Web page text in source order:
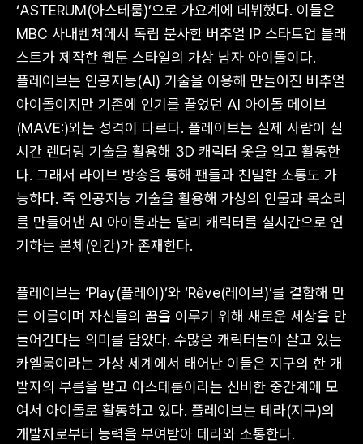
‘ASTERUM(아스테룸)’으로 가요계에 데뷔했다. 이들은
MBC 사내벤처에서 독립 분사한 버추얼 IP 스타트업 블래
스트가 제작한 웹툰 스타일의 가상 남자 아이돌이다.
플레이브는 인공지능(AI) 기술을 이용해 만들어진 버추얼
아이돌이지만 기존에 인기를 끌었던 AI 아이돌 메이브
(MAVE:)와는 성격이 다르다. 플레이브는 실제 사람이 실
시간 렌더링 기술을 활용해 3D 캐릭터 옷을 입고 활동한
다. 그래서 라이브 방송을 통해 팬들과 친밀한 소통도 가
능하다. 즉 인공지능 기술을 활용해 가상의 인물과 목소리
를 만들어낸 AI 아이돌과는 달리 캐릭터를 실시간으로 연
기하는 본체(인간)가 존재한다.
플레이브는 ‘Play(플레이)’와 ‘Rêve(레이브)’를 결합해 만
든 이름이며 자신들의 꿈을 이루기 위해 새로운 세상을 만
들어간다는 의미를 담았다. 수많은 캐릭터들이 살고 있는
카엘룸이라는 가상 세계에서 태어난 이들은 지구의 한 개
발자의 부름을 받고 아스테룸이라는 신비한 중간계에 모
여서 아이돌로 활동하고 있다. 플레이브는 테라(지구)의
개발자로부터 능력을 부여받아 테라와 소통한다.